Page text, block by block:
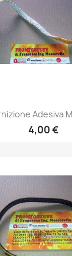
 Adesiva
4,00 €